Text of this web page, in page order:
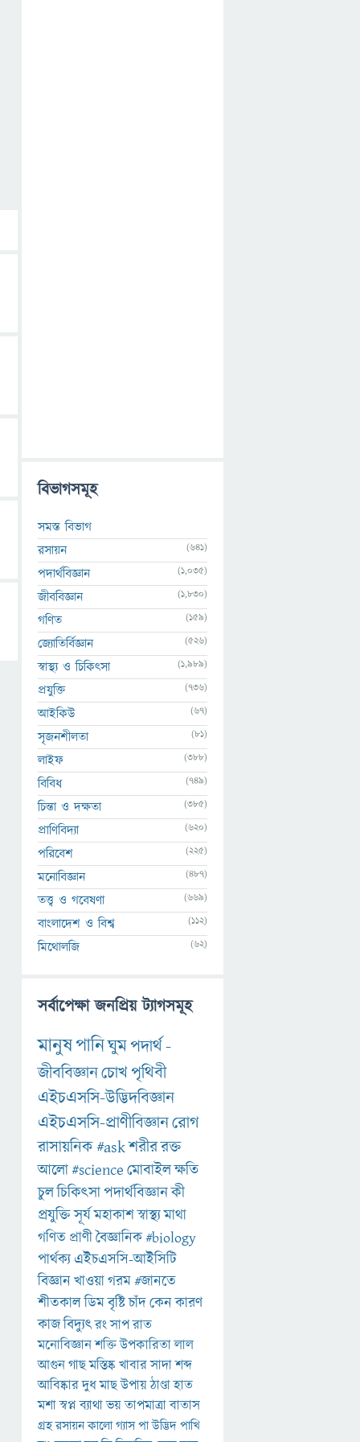
বিভাগসমূহ
সমস্ত বিভাগ
রসায়ন
(641)
পদার্থবিজ্ঞান (1,035)
জীববিজ্ঞান (1,830)
গণিত (159)
জ্যোতির্বিজ্ঞান (526)
স্বাস্থ্য ও চিকিৎসা (1,989)
প্রযুক্তি (736)
আইকিউ (67)
সৃজনশীলতা (81)
লাইফ (388)
বিবিধ (749)
চিন্তা ও দক্ষতা (385)
প্রাণিবিদ্যা (620)
পরিবেশ (225)
মনোবিজ্ঞান (487)
তত্ত্ব ও গবেষণা (669)
বাংলাদেশ ও বিশ্ব (112)
মিথোলজি (62)
সর্বাপেক্ষা জনপ্রিয় ট্যাগসমূহ
মানুষপানিঘুমপদার্থ-
জীববিজ্ঞানচোখপৃথিবী
এইচএসসি-উদ্ভিদবিজ্ঞান
এইচএসসি-প্রাণীবিজ্ঞানরোগ
রাসায়নিক#askশরীররক্ত
আলো#scienceমোবাইলক্ষতি
চুলচিকিৎসাপদার্থবিজ্ঞানকী
প্রযুক্তিসূর্যমহাকাশস্বাস্থ্যমাথা
গণিত প্রাণীবৈজ্ঞানিক#biology
পার্থক্য এইচএসসি-আইসিটি
বিজ্ঞানখাওয়াগরম#জানতে
শীতকালডিমবৃষ্টিচাঁদকেনকারণ
কাজবিদ্যুৎরংসাপরাত
মনোবিজ্ঞানশক্তিউপকারিতালাল
আগুনগাছমস্তিষ্কখাবারসাদাশব্দ
আবিষ্কারদুধমাছউপায়ঠাণ্ডাহাত
মশাস্বপ্নব্যাথাভয়তাপমাত্রাবাতাস
গ্রহরসায়নকালোগ্যাসপাউদ্ভিদপাখি